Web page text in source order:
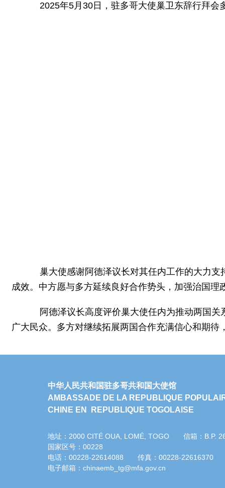
2025年5月30日，驻多哥大使巢卫东辞行拜会
巢大使感谢阿德泽议长对其任内工作的大力支
成效。中方愿与多方延续良好合作势头，加强治国
阿德泽议长高度评价巢大使任内为推动两国关
广大民众。多方对继续拓展两国合作充满信心和期
中华人民共和国驻多哥共和国大使馆
AMBASSADE DE LA REPUBLIQUE
CHINE EN REPUBLIQUE TOGOLAISE
地址：2000 CITÉ OUA, LOMÉ, TOGO 信箱：
国家区号：00228
电话：00228-22614088 传真：00228-22616370
电子邮箱：chinaemb_tg@mfa.gov.cn